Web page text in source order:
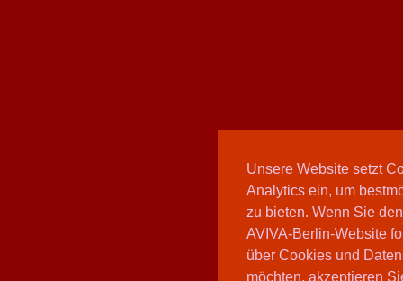
Unsere Website setzt
Analytics ein, um
zu bieten. Wenn Sie
AVIVA-Berlin-Website
über Cookies und
möchten, akzeptieren